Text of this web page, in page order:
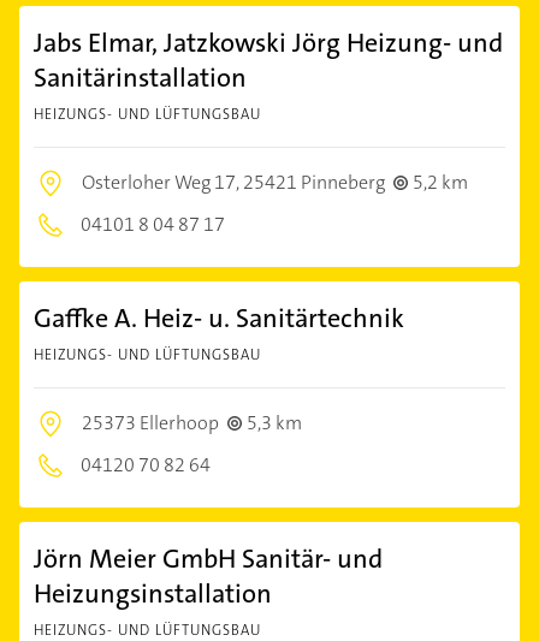
Jabs Elmar, Jatzkowski Jörg Heizung- und
Sanitärinstallation
HEIZUNGS- UND LÜFTUNGSBAU
Osterloher Weg 17,25421 Pinneberg
5,2 km
04101 8 04 87 17
Gaffke A. Heiz- u. Sanitärtechnik
HEIZUNGS- UND LÜFTUNGSBAU
25373 Ellerhoop
5,3 km
04120 70 82 64
Jörn Meier GmbH Sanitär- und
Heizungsinstallation
HEIZUNGS- UND LÜFTUNGSBAU